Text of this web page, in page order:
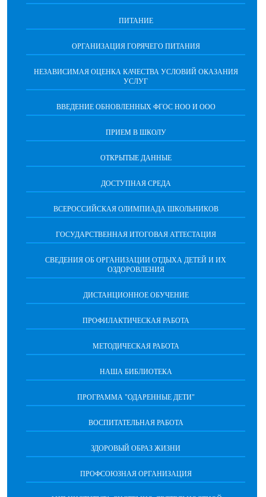
ПИТАНИЕ
ОРГАНИЗАЦИЯ ГОРЯЧЕГО ПИТАНИЯ
НЕЗАВИСИМАЯ ОЦЕНКА КАЧЕСТВА УСЛОВИЙ ОКАЗАНИЯ
УСЛУГ
ВВЕДЕНИЕ ОБНОВЛЕННЫХ ФГОС НОО И ООО
ПРИЕМ В ШКОЛУ
ОТКРЫТЫЕ ДАННЫЕ
ДОСТУПНАЯ СРЕДА
ВСЕРОССИЙСКАЯ ОЛИМПИАДА ШКОЛЬНИКОВ
ГОСУДАРСТВЕННАЯ ИТОГОВАЯ АТТЕСТАЦИЯ
СВЕДЕНИЯ ОБ ОРГАНИЗАЦИИ ОТДЫХА ДЕТЕЙ И ИХ
ОЗДОРОВЛЕНИЯ
ДИСТАНЦИОННОЕ ОБУЧЕНИЕ
ПРОФИЛАКТИЧЕСКАЯ РАБОТА
МЕТОДИЧЕСКАЯ РАБОТА
НАША БИБЛИОТЕКА
ПРОГРАММА "ОДАРЕННЫЕ ДЕТИ"
ВОСПИТАТЕЛЬНАЯ РАБОТА
ЗДОРОВЫЙ ОБРАЗ ЖИЗНИ
ПРОФСОЮЗНАЯ ОРГАНИЗАЦИЯ